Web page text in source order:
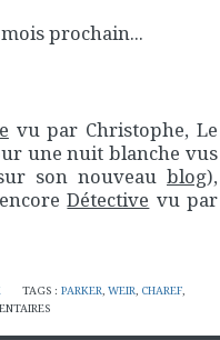
prochain...
vu par Christophe,Le
une nuit blanche vus
son nouveau blog),
Détective vu par
TAGS :PARKER,WEIR, CHAREF,